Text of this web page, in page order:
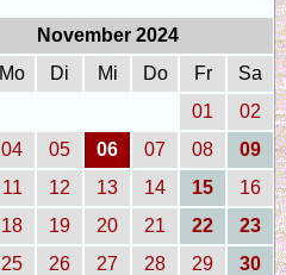
November 2024
Mo Di Mi Do Fr
Sa
01
02
04 05 06 07 08
09
11 12 13 14 15
16
18 19 20 21 22
23
25 26 27 28 29 30